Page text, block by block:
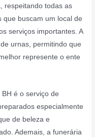
respeitando todas as
que buscam um local de
serviços importantes. A
urnas, permitindo que
represente o ente
é o serviço de
especialmente
de beleza e
Ademais, a funerária